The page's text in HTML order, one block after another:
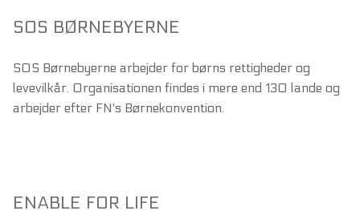
SOS BØRNEBYERNE
SOS Børnebyerne arbejder for børns rettigheder og
levevilkår. Organisationen findes i mere end 130 lande og
arbejder efter FN's Børnekonvention.
ENABLE FOR LIFE